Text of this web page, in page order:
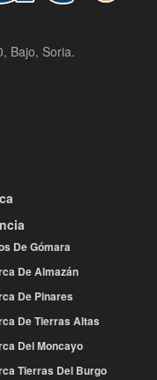
Bajo, Soria.
De Gómara
De Almazán
De Pinares
De Tierras Altas
Del Moncayo
Tierras Del Burgo